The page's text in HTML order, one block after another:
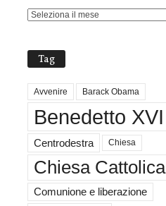
Tag
Avvenire Barack Obama
Benedetto XVI
Centrodestra Chiesa
Chiesa Cattolica
Comunione e liberazione